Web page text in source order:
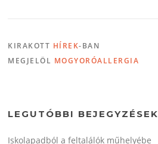
KIRAKOTT HÍREK-BAN
MEGJELÖL MOGYORÓALLERGIA
LEGUTÓBBI BEJEGYZÉSEK
Iskolapadból a feltalálók műhelyébe